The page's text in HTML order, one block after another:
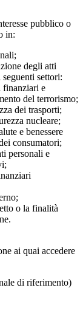
pubblico o
in:
degli atti
settori:
finanziari e
del terrorismo;
dei trasporti;
nucleare;
e benessere
consumatori;
personali e
o la finalità
ai quai accedere
di riferimento)